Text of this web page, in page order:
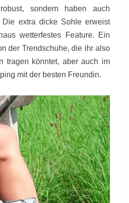
sondern haben auch
Die extra dicke Sohle erweist
wetterfestes Feature. Ein
der Trendschuhe, die ihr also
tragen könntet, aber auch im
mit der besten Freundin.